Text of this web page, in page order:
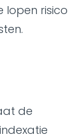
lopen risico
de